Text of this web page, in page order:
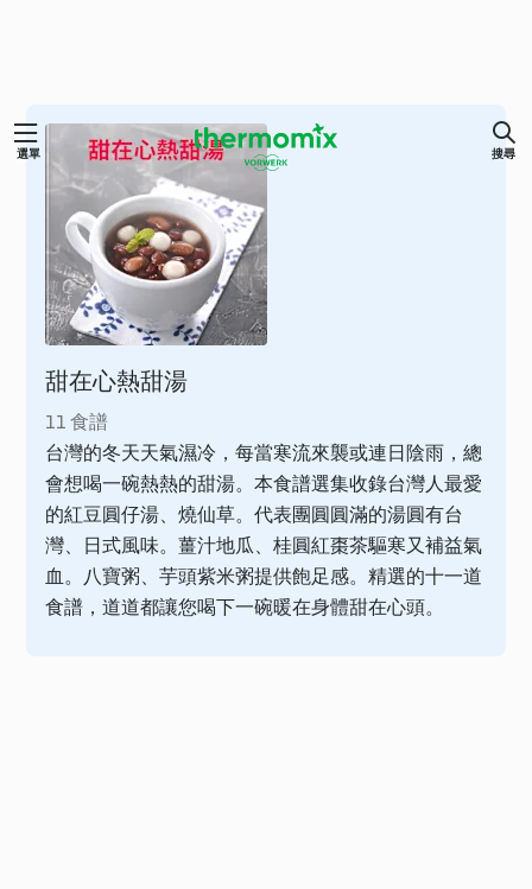
跳選單 搜尋
甜在心熱甜湯
11 食譜
台灣的冬天天氣濕冷，每當寒流來襲或連日陰雨，總
會想喝一碗熱熱的甜湯。本食譜選集收錄台灣人最愛
的紅豆圓仔湯、燒仙草。代表團圓圓滿的湯圓有台
灣、日式風味。薑汁地瓜、桂圓紅棗茶驅寒又補益氣
血。八寶粥、芋頭紫米粥提供飽足感。精選的十一道
食譜，道道都讓您喝下一碗暖在身體甜在心頭。